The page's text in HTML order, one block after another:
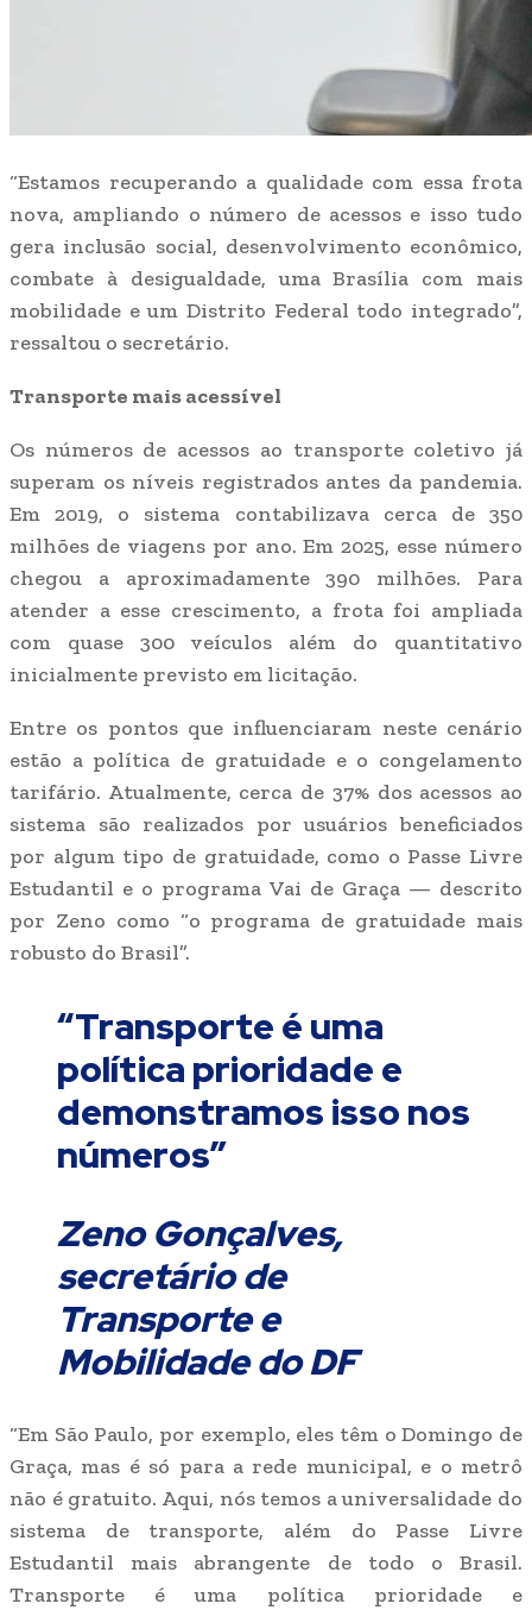
“Estamos recuperando a qualidade com essa frota
nova, ampliando o número de acessos e isso tudo
gera inclusão social, desenvolvimento econômico,
combate à desigualdade, uma Brasília com mais
mobilidade e um Distrito Federal todo integrado”,
ressaltou o secretário.
Transporte mais acessível
Os números de acessos ao transporte coletivo já
superam os níveis registrados antes da pandemia.
Em 2019, o sistema contabilizava cerca de 350
milhões de viagens por ano. Em 2025, esse número
chegou a aproximadamente 390 milhões. Para
atender a esse crescimento, a frota foi ampliada
com quase 300 veículos além do quantitativo
inicialmente previsto em licitação.
Entre os pontos que influenciaram neste cenário
estão a política de gratuidade e o congelamento
tarifário. Atualmente, cerca de 37% dos acessos ao
sistema são realizados por usuários beneficiados
por algum tipo de gratuidade, como o Passe Livre
Estudantil e o programa Vai de Graça — descrito
por Zeno como “o programa de gratuidade mais
robusto do Brasil”.
“Transporte é uma
política prioridade e
demonstramos isso nos
números”
Zeno Gonçalves,
secretário de
Transporte e
Mobilidade do DF
“Em São Paulo, por exemplo, eles têm o Domingo de
Graça, mas é só para a rede municipal, e o metrô
não é gratuito. Aqui, nós temos a universalidade do
sistema de transporte, além do Passe Livre
Estudantil mais abrangente de todo o Brasil.
Transporte é uma política prioridade e